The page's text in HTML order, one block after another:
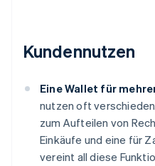
Kundennutzen
Eine Wallet für
nutzen oft
zum Aufteilen von
Einkäufe und eine für
vereint all diese